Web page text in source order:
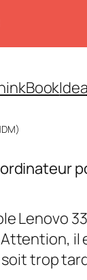
Lenovo
il
trop